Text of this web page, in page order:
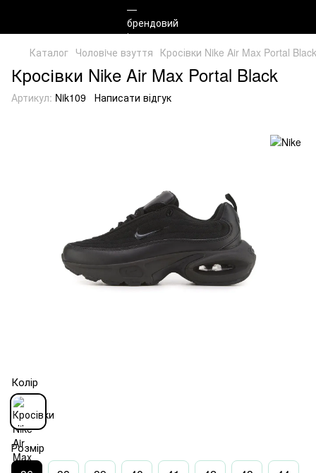
Каталог Чоловiче взуття Кросівки Nike Air Max Portal Black
Кросівки Nike Air Max Portal Black
Артикул: Nik109 Написати відгук
Колір
Розмір